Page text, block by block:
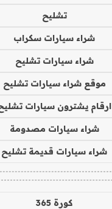
تشليح
شراء سيارات سكراب
شراء سيارات تشليح
موقع شراء سيارات تشليح
ارقام يشترون سيارات
شراء سيارات مصدومة
شراء سيارات قديمة تشليح
كورة 365